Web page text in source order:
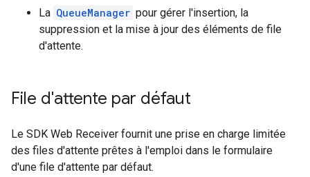
La QueueManager pour gérer l'insertion, la
suppression et la mise à jour des éléments de file
d'attente.
File d'attente par défaut
Le SDK Web Receiver fournit une prise en charge limitée
des files d'attente prêtes à l'emploi dans le formulaire
d'une file d'attente par défaut.